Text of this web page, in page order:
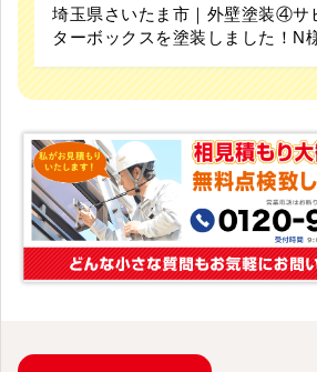
埼玉県さいたま市｜外壁塗装④サ
ターボックスを塗装しました！N